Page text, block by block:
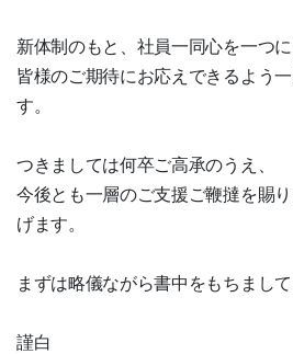
新体制のもと、社員一同心を一つに
皆様のご期待にお応えできるよう
す。
つきましては何卒ご高承のうえ、
今後とも一層のご支援ご鞭撻を賜
げます。
まずは略儀ながら書中をもちまし
謹白